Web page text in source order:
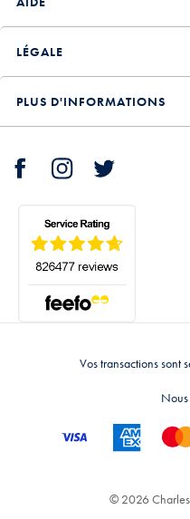
LÉGALE
PLUS D'INFORMATIONS
Vos transactions sont
© 2026 Charles